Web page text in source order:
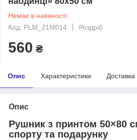
Немає в наявності
Код: PLM_21M014
Роздріб
560 ₴
Опис Характеристики Доставка
Опис
Рушник з принтом 50×80
спорту та подарунку